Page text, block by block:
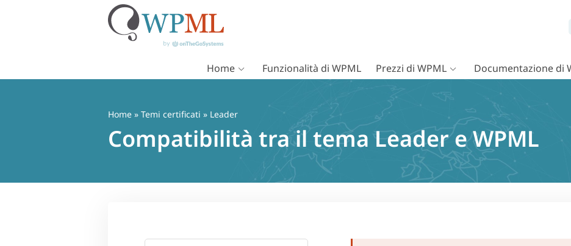
Home Funzionalità di WPML Prezzi di WPML Documentazione di
Home » Temi certificati » Leader
Compatibilità tra il tema Leader e WPML